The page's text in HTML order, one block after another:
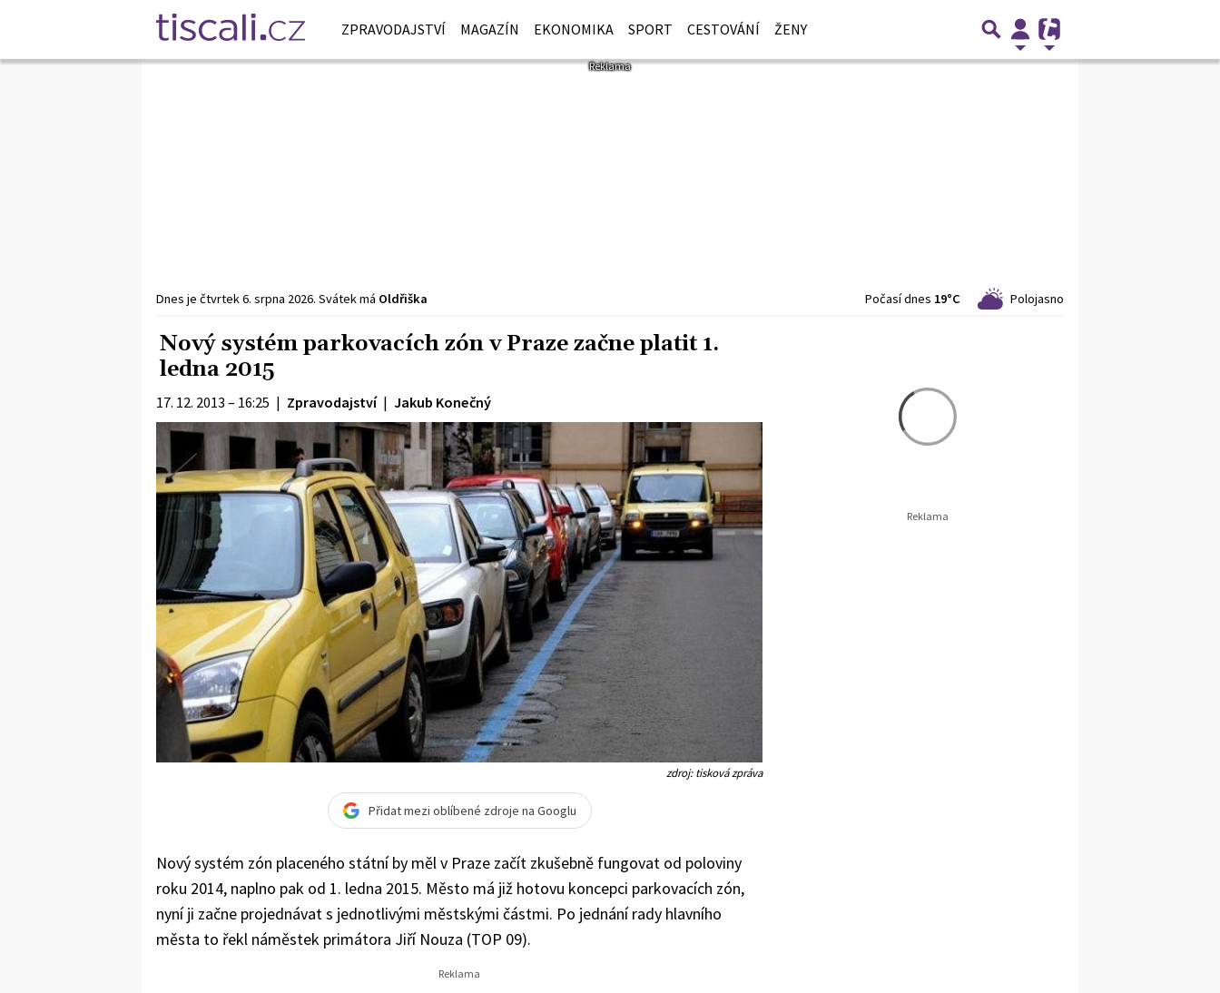
ZPRAVODAJSTVÍ MAGAZÍN EKONOMIKA SPORT CESTOVÁNÍ ŽENY
Dnes je čtvrtek6. srpna 2026. Svátek má Oldřiška Počasí dnes 19°C Polojasno
Nový systém parkovacích zón v Praze začne platit 1.
ledna 2015
17. 12. 2013 – 16:25 | Zpravodajství | Jakub Konečný
zdroj: tisková zpráva
Přidat mezi oblíbené zdroje na Googlu
Nový systém zón placeného státní by měl v Praze začít zkušebně fungovat od poloviny
roku 2014, naplno pak od 1. ledna 2015. Město má již hotovu koncepci parkovacích zón,
nyní ji začne projednávat s jednotlivými městskými částmi. Po jednání rady hlavního
města to řekl náměstek primátora Jiří Nouza (TOP 09).